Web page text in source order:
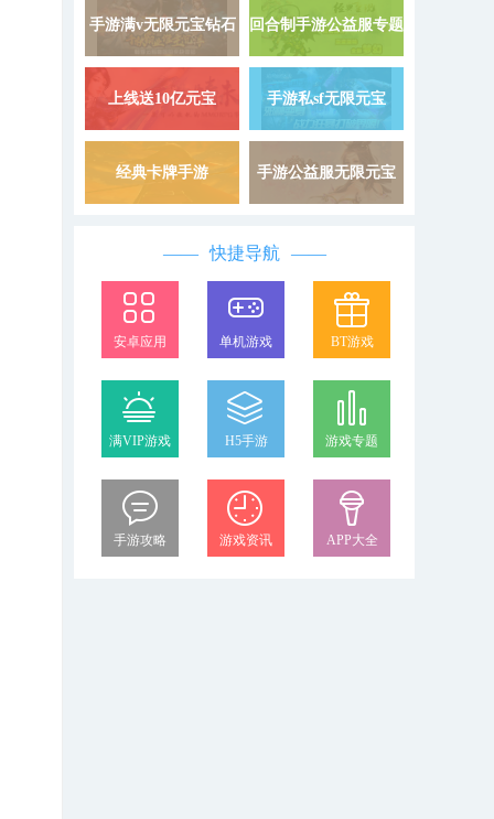
手游满v无限元宝钻石 详情 »
回合制手游公益服专题
上线送10亿元宝 详情 »
手游私sf无限元宝
经典卡牌手游 详情 »
手游公益服无限元宝
快捷导航
安卓应用 单机游戏 BT游戏
满VIP游戏 H5手游 游戏专题
手游攻略 游戏资讯 APP大全